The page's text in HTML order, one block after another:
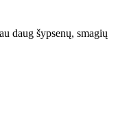
daug šypsenų, smagių